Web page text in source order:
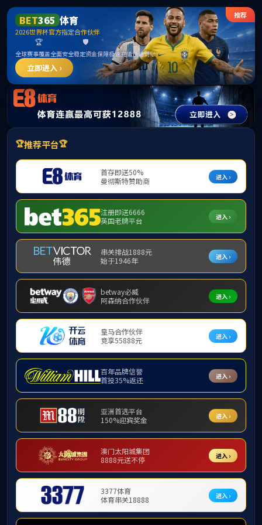
15vip太阳成集团(古天乐·VIP认证)官方网
站-Macau Sun City